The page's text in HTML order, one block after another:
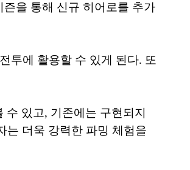
을 통해 신규 히어로를 추가
투에 활용할 수 있게 된다. 또
있고, 기존에는 구현되지
는 더욱 강력한 파밍 체험을